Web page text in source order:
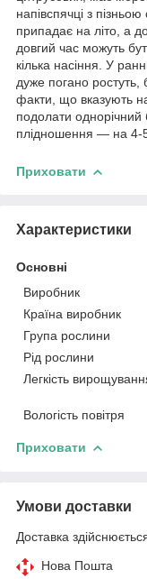
напівспячці з
припадає на літо, а
довгий час можуть
кілька насіння. У
дуже погано ростуть,
факти, що вказують
подолати
плідношення — на 4-5
Приховати
Характеристики
Основні
Виробник
Країна виробник
Група рослини
Рід рослини
Легкість
Вологість повітря
Приховати
Умови доставки
Доставка
Нова Пошта